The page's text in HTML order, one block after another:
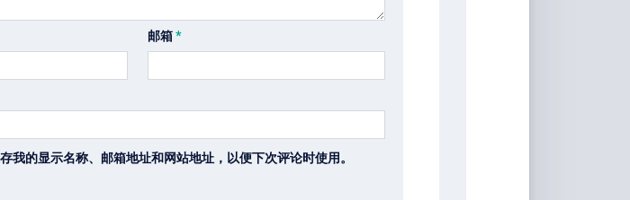
邮箱*
我的显示名称、邮箱地址和网站地址，以便下次评论时使用。